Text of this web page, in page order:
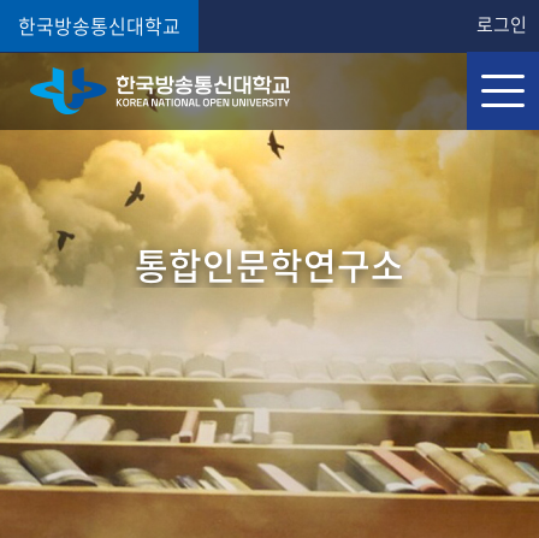
한국방송통신대학교 로그인
통합인문학연구소